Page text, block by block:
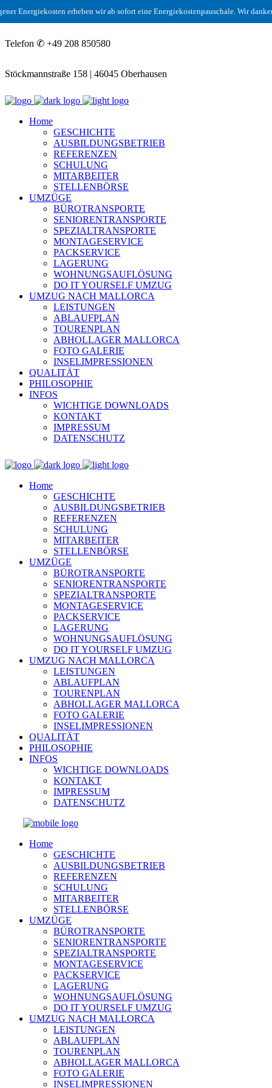
erheben wir ab sofort eine Energiekostenpauschale. Wir danken
Telefon ✆ +49 208 850580
Stöckmannstraße 158 | 46045 Oberhausen
Home
GESCHICHTE
AUSBILDUNGSBETRIEB
REFERENZEN
SCHULUNG
MITARBEITER
STELLENBÖRSE
UMZÜGE
BÜROTRANSPORTE
SENIORENTRANSPORTE
SPEZIALTRANSPORTE
MONTAGESERVICE
PACKSERVICE
LAGERUNG
WOHNUNGSAUFLÖSUNG
DO IT YOURSELF UMZUG
UMZUG NACH MALLORCA
LEISTUNGEN
ABLAUFPLAN
TOURENPLAN
ABHOLLAGER MALLORCA
FOTO GALERIE
INSELIMPRESSIONEN
QUALITÄT
PHILOSOPHIE
INFOS
WICHTIGE DOWNLOADS
KONTAKT
IMPRESSUM
DATENSCHUTZ
Home
GESCHICHTE
AUSBILDUNGSBETRIEB
REFERENZEN
SCHULUNG
MITARBEITER
STELLENBÖRSE
UMZÜGE
BÜROTRANSPORTE
SENIORENTRANSPORTE
SPEZIALTRANSPORTE
MONTAGESERVICE
PACKSERVICE
LAGERUNG
WOHNUNGSAUFLÖSUNG
DO IT YOURSELF UMZUG
UMZUG NACH MALLORCA
LEISTUNGEN
ABLAUFPLAN
TOURENPLAN
ABHOLLAGER MALLORCA
FOTO GALERIE
INSELIMPRESSIONEN
QUALITÄT
PHILOSOPHIE
INFOS
WICHTIGE DOWNLOADS
KONTAKT
IMPRESSUM
DATENSCHUTZ
Home
GESCHICHTE
AUSBILDUNGSBETRIEB
REFERENZEN
SCHULUNG
MITARBEITER
STELLENBÖRSE
UMZÜGE
BÜROTRANSPORTE
SENIORENTRANSPORTE
SPEZIALTRANSPORTE
MONTAGESERVICE
PACKSERVICE
LAGERUNG
WOHNUNGSAUFLÖSUNG
DO IT YOURSELF UMZUG
UMZUG NACH MALLORCA
LEISTUNGEN
ABLAUFPLAN
TOURENPLAN
ABHOLLAGER MALLORCA
FOTO GALERIE
INSELIMPRESSIONEN